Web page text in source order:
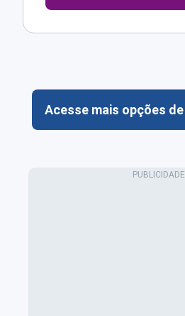
Acesse mais opções